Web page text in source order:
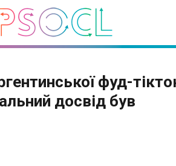
фуд-
досвід був